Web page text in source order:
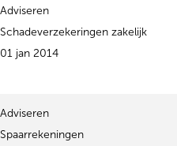
Adviseren
Schadeverzekeringen zakelijk
01 jan 2014
Adviseren
Spaarrekeningen